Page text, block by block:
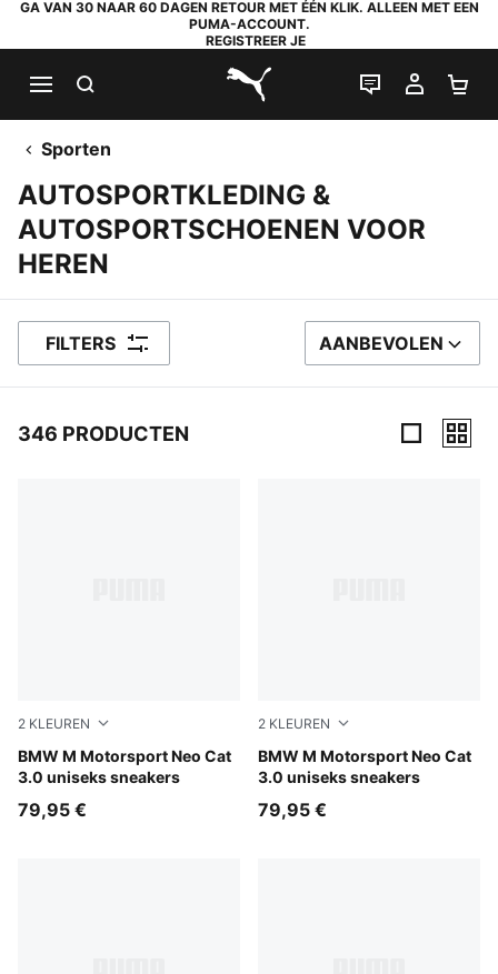
GA VAN 30 NAAR 60 DAGEN RETOUR MET ÉÉN KLIK. ALLEEN MET EEN
PUMA-ACCOUNT.
REGISTREER JE
PUMA.com
LIVE CHAT
MIJN
Sporten
AUTOSPORTKLEDING &
AUTOSPORTSCHOENEN VOOR
HEREN
FILTERS SORTEER OP
AANBEVOLEN
346 PRODUCTEN
2 KLEUREN
BMW M Motorsport Neo Cat
3.0 uniseks sneakers
PUMA White-PUMA Silver
79,95 €
2 KLEUREN
BMW M Motorsport Neo Cat
3.0 uniseks sneakers
PUMA Black-PUMA Silver
79,95 €